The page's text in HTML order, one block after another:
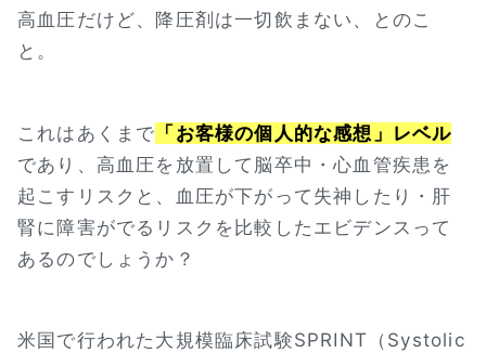
高血圧だけど、降圧剤は一切飲まない、とのこ
と。
これはあくまで 「お客様の個人的な感想」レベル
であり、高血圧を放置して脳卒中・心血管疾患を
起こすリスクと、血圧が下がって失神したり・肝
腎に障害がでるリスクを比較したエビデンスって
あるのでしょうか？
米国で行われた大規模臨床試験SPRINT（Systolic